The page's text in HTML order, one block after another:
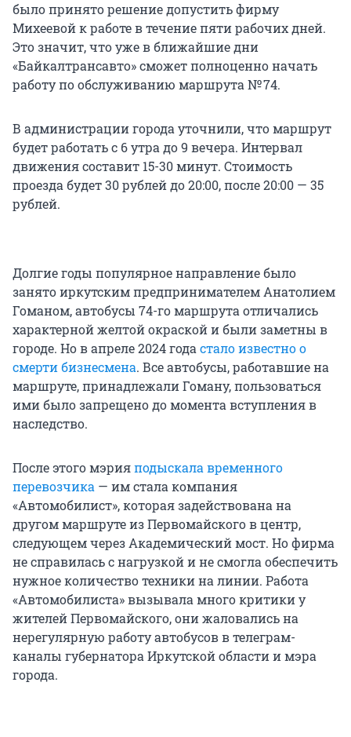
было принято решение допустить фирму
Михеевой к работе в течение пяти рабочих дней.
Это значит, что уже в ближайшие дни
«Байкалтрансавто» сможет полноценно начать
работу по обслуживанию маршрута № 74.
В администрации города уточнили, что маршрут
будет работать с 6 утра до 9 вечера. Интервал
движения составит 15-30 минут. Стоимость
проезда будет 30 рублей до 20:00, после 20:00 — 35
рублей.
Долгие годы популярное направление было
занято иркутским предпринимателем Анатолием
Гоманом, автобусы 74-го маршрута отличались
характерной желтой окраской и были заметны в
городе. Но в апреле 2024 годастало известно о
смерти бизнесмена. Все автобусы, работавшие на
маршруте, принадлежали Гоману, пользоваться
ими было запрещено до момента вступления в
наследство.
После этого мэрияподыскала временного
перевозчика — им стала компания
«Автомобилист», которая задействована на
другом маршруте из Первомайского в центр,
следующем через Академический мост. Но фирма
не справилась с нагрузкой и не смогла обеспечить
нужное количество техники на линии. Работа
«Автомобилиста» вызывала много критики у
жителей Первомайского, они жаловались на
нерегулярную работу автобусов в телеграм-
каналы губернатора Иркутской области и мэра
города.